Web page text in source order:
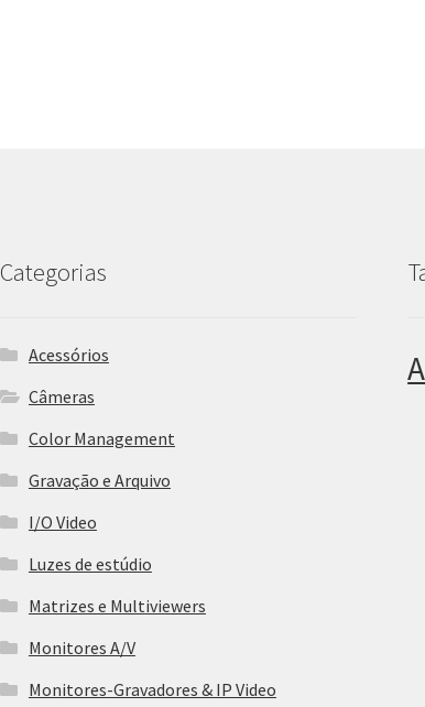
Categorias
Acessórios
Câmeras
Color Management
Gravação e Arquivo
I/O Video
Luzes de estúdio
Matrizes e Multiviewers
Monitores A/V
Monitores-Gravadores & IP Video